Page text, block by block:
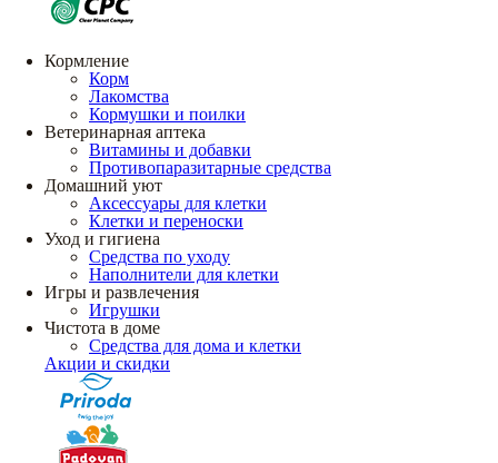
Кормление
Корм
Лакомства
Кормушки и поилки
Ветеринарная аптека
Витамины и добавки
Противопаразитарные средства
Домашний уют
Аксессуары для клетки
Клетки и переноски
Уход и гигиена
Средства по уходу
Наполнители для клетки
Игры и развлечения
Игрушки
Чистота в доме
Средства для дома и клетки
Акции и скидки